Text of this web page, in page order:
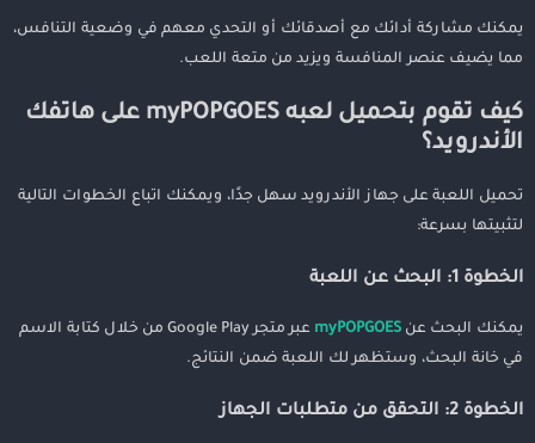
يمكنك مشاركة أدائك مع أصدقائك أو التحدي معهم في وضعية التنافس،
مما يضيف عنصر المنافسة ويزيد من متعة اللعب.
كيف تقوم بتحميل لعبه myPOPGOES على هاتفك
الأندرويد؟
تحميل اللعبة على جهاز الأندرويد سهل جدًا، ويمكنك اتباع الخطوات التالية
لتثبيتها بسرعة:
الخطوة 1: البحث عن اللعبة
يمكنك البحث عن myPOPGOES
عبر متجر Google Play من خلال كتابة الاسم
في خانة البحث، وستظهر لك اللعبة ضمن النتائج.
الخطوة 2: التحقق من متطلبات الجهاز